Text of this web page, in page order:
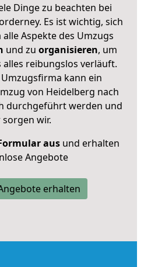
Dinge zu beachten bei
Es ist wichtig, sich
Aspekte des Umzugs
und zu organisieren, um
alles reibungslos verläuft.
kann ein
von Heidelberg nach
durchgeführt werden und
wir.
ausund erhalten
Angebote
erhalten